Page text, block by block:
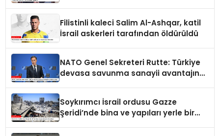
Filistinli kaleci Salim Al-Ashqar, katil
İsrail askerleri tarafından öldürüldü
NATO Genel Sekreteri Rutte: Türkiye
devasa savunma sanayii avantajına
Soykırımcı İsrail ordusu Gazze
Şeridi’nde bina ve yapıları yerle bir